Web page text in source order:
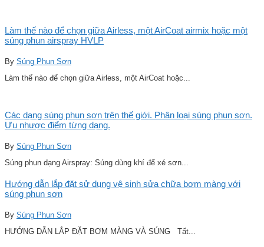
Làm thế nào để chọn giữa Airless, một AirCoat airmix hoặc một
súng phun airspray HVLP
By Súng Phun Sơn
Làm thế nào để chọn giữa Airless, một AirCoat hoặc...
Các dạng súng phun sơn trên thế giới. Phân loại súng phun sơn.
Ưu nhược điểm từng dạng.
By Súng Phun Sơn
Súng phun dạng Airspray: Súng dùng khí để xé sơn...
Hướng dẫn lắp đặt sử dụng vệ sinh sửa chữa bơm màng với
súng phun sơn
By Súng Phun Sơn
HƯỚNG DẪN LẮP ĐẶT BƠM MÀNG VÀ SÚNG Tất...